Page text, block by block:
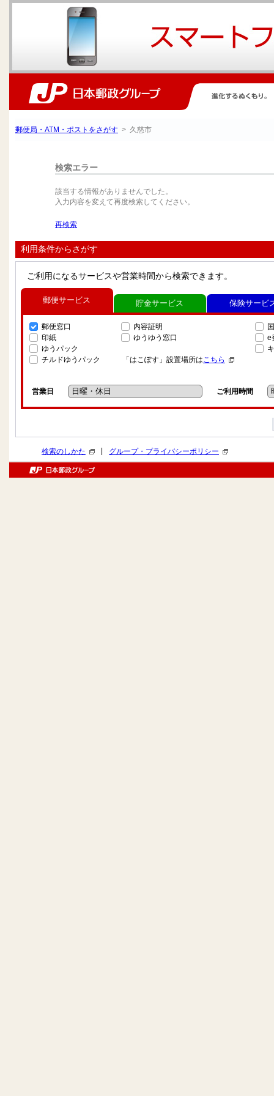
郵便局・ATM・ポストをさがす > 久慈市
検索エラー
該当する情報がありませんでした。
入力内容を変えて再度検索してください。
再検索
利用条件からさがす
ご利用になるサービスや営業時間から検索できます。
郵便サービス
郵便窓口
印紙
ゆうパック
チルドゆうパック
内容証明
ゆうゆう窓口
「はこぽす」設置場所はこちら
e
営業日 ご利用時間
貯金サービス 保険サービ
検索のしかた グループ・プライバシーポリシー